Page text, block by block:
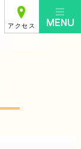
アクセス